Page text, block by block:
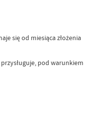
się od miesiąca złożenia
pod warunkiem